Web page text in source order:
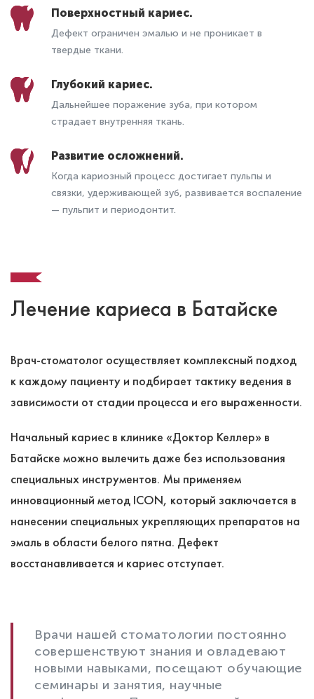
Поверхностный кариес.
Дефект ограничен эмалью и не проникает в
твердые ткани.
Глубокий кариес.
Дальнейшее поражение зуба, при котором
страдает внутренняя ткань.
Развитие осложнений.
Когда кариозный процесс достигает пульпы и
связки, удерживающей зуб, развивается воспаление
— пульпит и периодонтит.
Лечение кариеса в Батайске
Врач-стоматолог осуществляет комплексный подход
к каждому пациенту и подбирает тактику ведения в
зависимости от стадии процесса и его выраженности.
Начальный кариес в клинике «Доктор Келлер» в
Батайске можно вылечить даже без использования
специальных инструментов. Мы применяем
инновационный метод ICON, который заключается в
нанесении специальных укрепляющих препаратов на
эмаль в области белого пятна. Дефект
восстанавливается и кариес отступает.
Врачи нашей стоматологии постоянно
совершенствуют знания и овладевают
новыми навыками, посещают обучающие
семинары и занятия, научные